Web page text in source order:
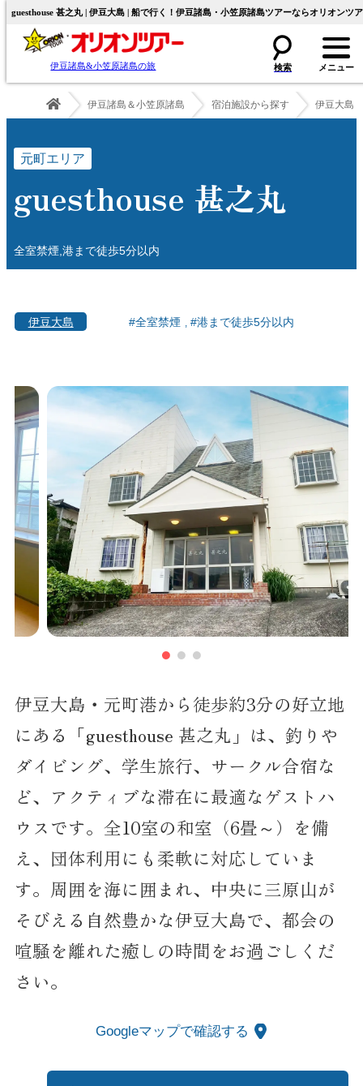
guesthouse 甚之丸 | 伊豆大島 | 船で行く！伊豆諸島・小笠原諸島ツアーならオリオンツ
伊豆諸島&小笠原諸島の旅
伊豆諸島＆小笠原諸島 宿泊施設から探す 伊豆大島
元町エリア
guesthouse 甚之丸
全室禁煙,港まで徒歩5分以内
伊豆大島 #全室禁煙 #港まで徒歩5分以内
伊豆大島・元町港から徒歩約3分の好立地
にある「guesthouse 甚之丸」は、釣りや
ダイビング、学生旅行、サークル合宿な
ど、アクティブな滞在に最適なゲストハ
ウスです。全10室の和室（6畳～）を備
え、団体利用にも柔軟に対応していま
す。周囲を海に囲まれ、中央に三原山が
そびえる自然豊かな伊豆大島で、都会の
喧騒を離れた癒しの時間をお過ごしくだ
さい。
Googleマップで確認する